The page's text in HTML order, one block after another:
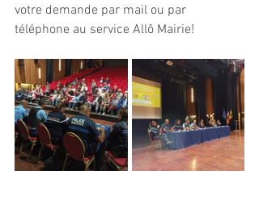
votre demande par mail ou par
téléphone au service Allô Mairie!